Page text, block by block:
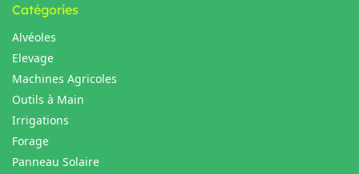
Catégories
Alvéoles
Elevage
Machines Agricoles
Outils à Main
Irrigations
Forage
Panneau Solaire